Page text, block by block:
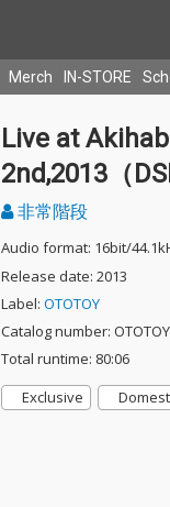
Merch IN-STORE
Live at
2nd,2013（
非常階段
Audio format: 16bit/
Release date: 2013
Label: OTOTOY
Catalog number:
Total runtime: 80:06
Exclusive